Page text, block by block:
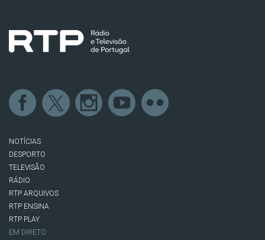
NOTÍCIAS
DESPORTO
TELEVISÃO
RÁDIO
RTP ARQUIVOS
RTP ENSINA
RTP PLAY
EM DIRETO